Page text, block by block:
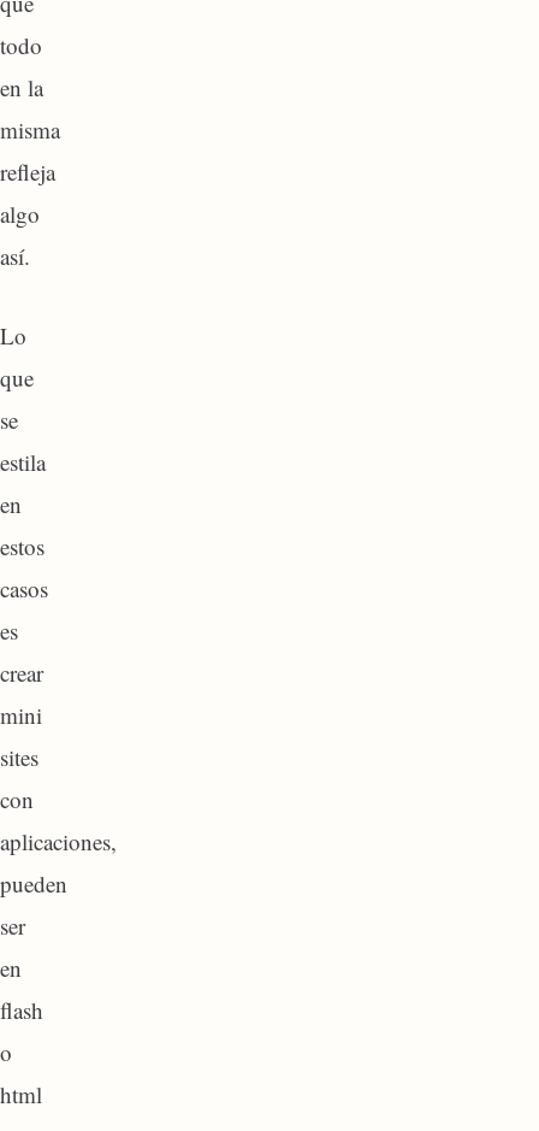
todo
en la
misma
refleja
algo
así.
Lo
que
se
estila
en
estos
casos
es
crear
mini
sites
con
aplicaciones,
pueden
ser
en
flash
o
html